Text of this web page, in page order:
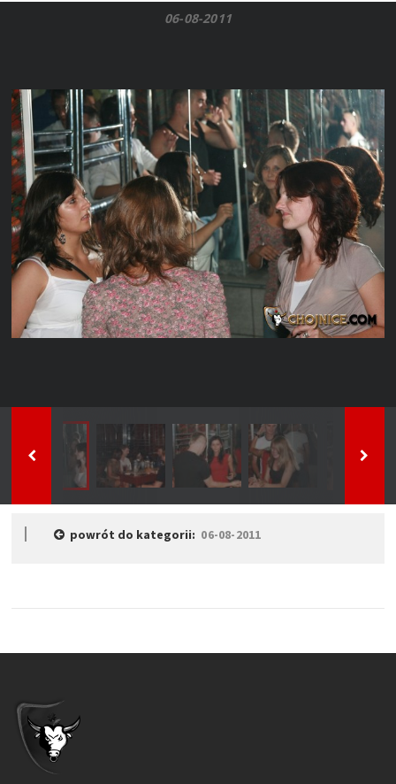
06-08-2011
powrót do kategorii: 06-08-2011